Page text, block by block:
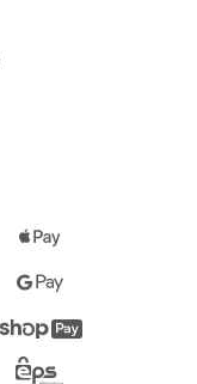
Pay
Google
PayShopify